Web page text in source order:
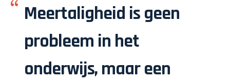
Meertaligheid is geen
probleem in het
onderwijs, maar een